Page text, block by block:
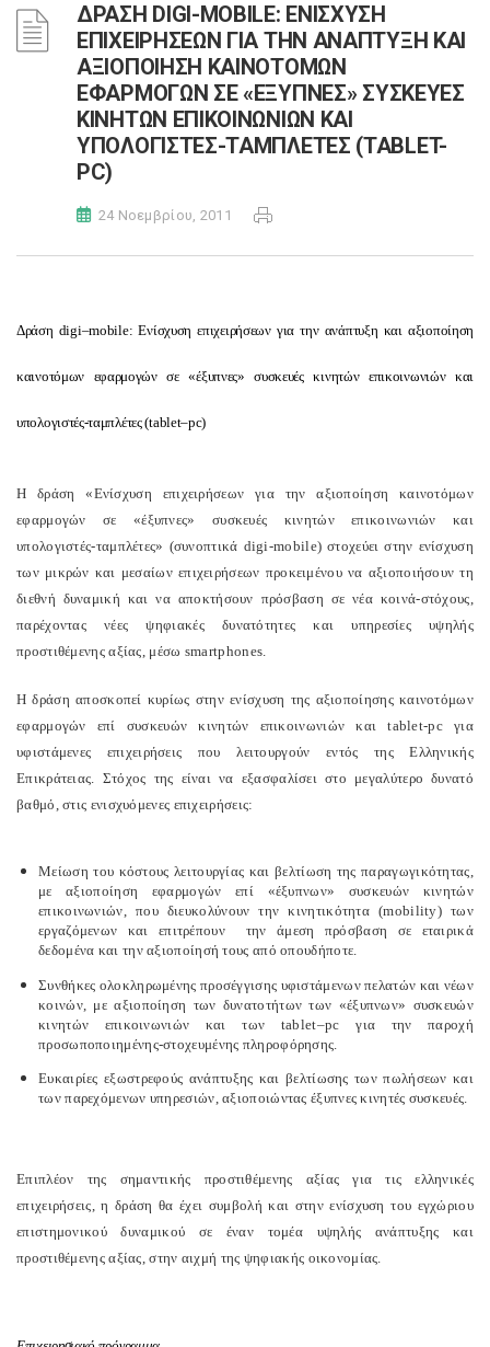
ΔΡΑΣΗ DIGI-MOBILE: ΕΝΙΣΧΥΣΗ
ΕΠΙΧΕΙΡΗΣΕΩΝ ΓΙΑ ΤΗΝ ΑΝΑΠΤΥΞΗ ΚΑΙ
ΑΞΙΟΠΟΙΗΣΗ ΚΑΙΝΟΤΟΜΩΝ
ΕΦΑΡΜΟΓΩΝ ΣΕ «ΕΞΥΠΝΕΣ» ΣΥΣΚΕΥΕΣ
ΚΙΝΗΤΩΝ ΕΠΙΚΟΙΝΩΝΙΩΝ ΚΑΙ
ΥΠΟΛΟΓΙΣΤΕΣ-ΤΑΜΠΛΕΤΕΣ (TABLET-
PC)
24 Νοεμβρίου, 2011
Δράση digi–mobile: Ενίσχυση επιχειρήσεων για την ανάπτυξη και αξιοποίηση
καινοτόμων εφαρμογών σε «έξυπνες» συσκευές κινητών επικοινωνιών και
υπολογιστές-ταμπλέτες (tablet–pc)
H δράση «Ενίσχυση επιχειρήσεων για την αξιοποίηση καινοτόμων
εφαρμογών σε «έξυπνες» συσκευές κινητών επικοινωνιών και
υπολογιστές-ταμπλέτες» (συνοπτικά digi-mobile) στοχεύει στην ενίσχυση
των μικρών και μεσαίων επιχειρήσεων προκειμένου να αξιοποιήσουν τη
διεθνή δυναμική και να αποκτήσουν πρόσβαση σε νέα κοινά-στόχους,
παρέχοντας νέες ψηφιακές δυνατότητες και υπηρεσίες υψηλής
προστιθέμενης αξίας, μέσω smartphones.
Η δράση αποσκοπεί κυρίως στην ενίσχυση της αξιοποίησης καινοτόμων
εφαρμογών επί συσκευών κινητών επικοινωνιών και tablet-pc για
υφιστάμενες επιχειρήσεις που λειτουργούν εντός της Ελληνικής
Επικράτειας. Στόχος της είναι να εξασφαλίσει στο μεγαλύτερο δυνατό
βαθμό, στις ενισχυόμενες επιχειρήσεις:
Μείωση του κόστους λειτουργίας και βελτίωση της παραγωγικότητας,
με αξιοποίηση εφαρμογών επί «έξυπνων» συσκευών κινητών
επικοινωνιών, που διευκολύνουν την κινητικότητα (mobility) των
εργαζόμενων και επιτρέπουν
την άμεση πρόσβαση σε εταιρικά
δεδομένα και την αξιοποίησή τους από οπουδήποτε.
Συνθήκες ολοκληρωμένης προσέγγισης υφιστάμενων πελατών και νέων
κοινών, με αξιοποίηση των δυνατοτήτων των «έξυπνων» συσκευών
κινητών επικοινωνιών και των tablet–pc για την παροχή
προσωποποιημένης-στοχευμένης πληροφόρησης.
Ευκαιρίες εξωστρεφούς ανάπτυξης και βελτίωσης των πωλήσεων και
των παρεχόμενων υπηρεσιών, αξιοποιώντας έξυπνες κινητές συσκευές.
Επιπλέον της σημαντικής προστιθέμενης αξίας για τις ελληνικές
επιχειρήσεις, η δράση θα έχει συμβολή και στην ενίσχυση του εγχώριου
επιστημονικού δυναμικού σε έναν τομέα υψηλής ανάπτυξης και
προστιθέμενης αξίας, στην αιχμή της ψηφιακής οικονομίας.